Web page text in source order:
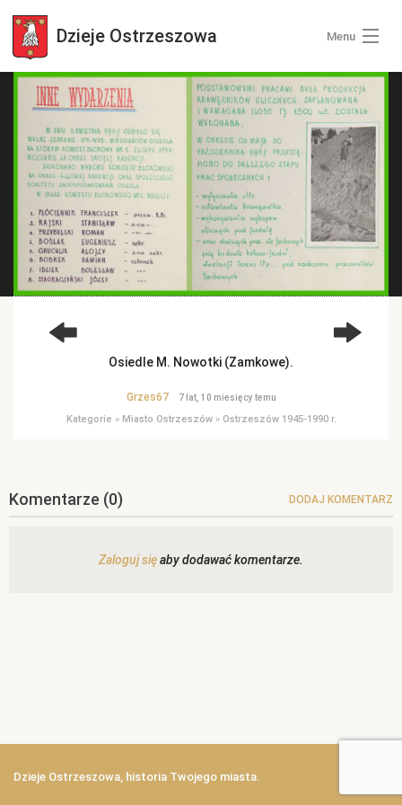
Dzieje Ostrzeszowa Menu
Wszystkie zdjęcia
Kategorie zdjęć
Zaloguj się
+ Dodaj zdjęcia
Osiedle M. Nowotki (Zamkowe).
Grzes67 7 lat, 10 miesięcy temu
Kategorie » Miasto Ostrzeszów» Ostrzeszów 1945-1990 r.
Komentarze (0) DODAJ KOMENTARZ
Zaloguj sięaby dodawać komentarze.
Dzieje Ostrzeszowa, historia Twojego miasta.